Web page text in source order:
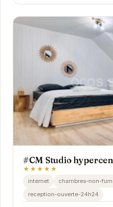
#CM Studio
★★★★★
internet
chambres-non-
reception-ouverte-24h24